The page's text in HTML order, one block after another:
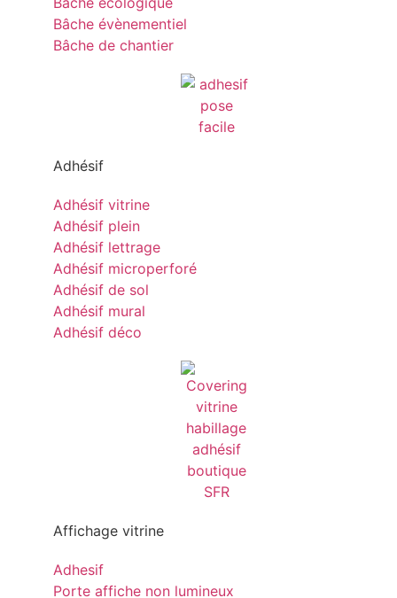
Bâche évènementiel
Bâche de chantier
Adhésif
Adhésif vitrine
Adhésif plein
Adhésif lettrage
Adhésif microperforé
Adhésif de sol
Adhésif mural
Adhésif déco
Affichage vitrine
Adhesif
Porte affiche non lumineux